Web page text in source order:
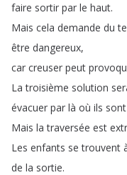
faire sortir par le haut.
Mais cela demande du
être dangereux,
car creuser peut
La troisième solution
évacuer par là où ils sont
Mais la traversée est
Les enfants se trouvent
de la sortie.